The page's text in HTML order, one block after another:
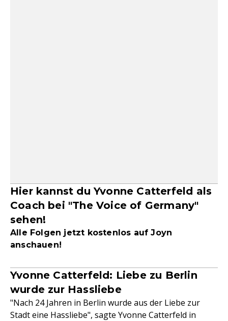
Hier kannst du Yvonne Catterfeld als
Coach bei "The Voice of Germany"
sehen!
Alle Folgen jetzt kostenlos auf Joyn
anschauen!
Yvonne Catterfeld: Liebe zu Berlin
wurde zur Hassliebe
"Nach 24 Jahren in Berlin wurde aus der Liebe zur
Stadt eine Hassliebe", sagte Yvonne Catterfeld in